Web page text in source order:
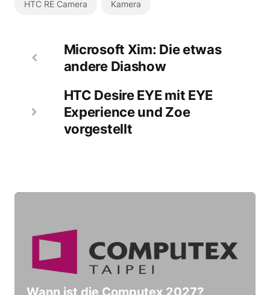
HTC RE Camera Kamera
Microsoft Xim: Die etwas
andere Diashow
HTC Desire EYE mit EYE
Experience und Zoe
vorgestellt
Wann ist die Computex 2027?